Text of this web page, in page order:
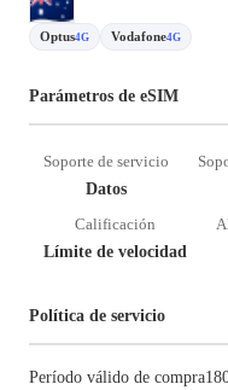
Optus4G Vodafone4G
Parámetros de eSIM
Soporte de servicio
Datos
Calificación
Límite de velocidad
Política de servicio
Período válido de